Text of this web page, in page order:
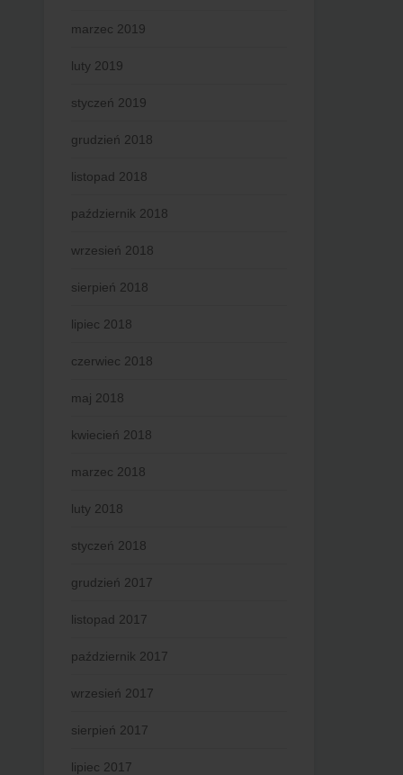
marzec 2019
luty 2019
styczeń 2019
grudzień 2018
listopad 2018
październik 2018
wrzesień 2018
sierpień 2018
lipiec 2018
czerwiec 2018
maj 2018
kwiecień 2018
marzec 2018
luty 2018
styczeń 2018
grudzień 2017
listopad 2017
październik 2017
wrzesień 2017
sierpień 2017
lipiec 2017